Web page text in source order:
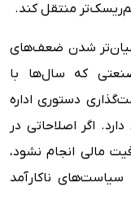
کم‌ریسک‌تر منتقل کند.
عیان‌تر شدن ضعف‌های
که سال‌ها با
دستوری اداره
اگر اصلاحاتی در
مالی انجام نشود،
سیاست‌های ناکارآمد